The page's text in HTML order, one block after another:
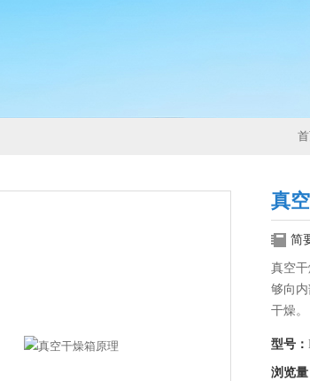
真
简
真空
够向
干燥。
型号：
浏览量